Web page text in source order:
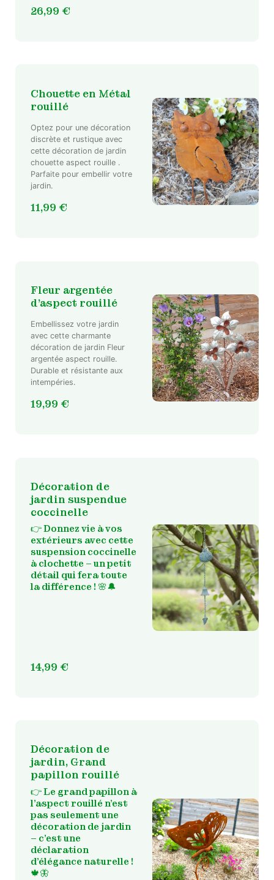
26,99 €
Chouette en Métal
rouillé
Optez pour une décoration
discrète et rustique avec
cette décoration de jardin
chouette aspect rouille .
Parfaite pour embellir votre
jardin.
11,99 €
Fleur argentée
d’aspect rouillé
Embellissez votre jardin
avec cette charmante
décoration de jardin Fleur
argentée aspect rouille.
Durable et résistante aux
intempéries.
19,99 €
Décoration de
jardin suspendue
coccinelle
👉 Donnez vie à vos
extérieurs avec cette
suspension coccinelle
à clochette – un petit
détail qui fera toute
la différence ! 🌸🔔
14,99 €
Décoration de
jardin, Grand
papillon rouillé
👉Le grand papillon à
l’aspect rouillé n’est
pas seulement une
décoration de jardin
– c’est une
déclaration
d’élégance naturelle !
🍁🦋